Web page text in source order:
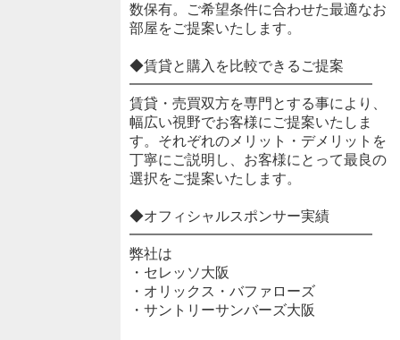
数保有。ご希望条件に合わせた最適なお
部屋をご提案いたします。
◆賃貸と購入を比較できるご提案
━━━━━━━━━━━━━━━━━
賃貸・売買双方を専門とする事により、
幅広い視野でお客様にご提案いたしま
す。それぞれのメリット・デメリットを
丁寧にご説明し、お客様にとって最良の
選択をご提案いたします。
◆オフィシャルスポンサー実績
━━━━━━━━━━━━━━━━━
弊社は
・セレッソ大阪
・オリックス・バファローズ
・サントリーサンバーズ大阪